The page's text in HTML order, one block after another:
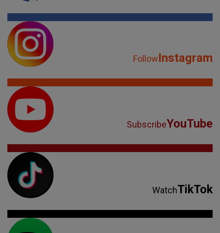
FollowInstagram
SubscribeYouTube
WatchTikTok